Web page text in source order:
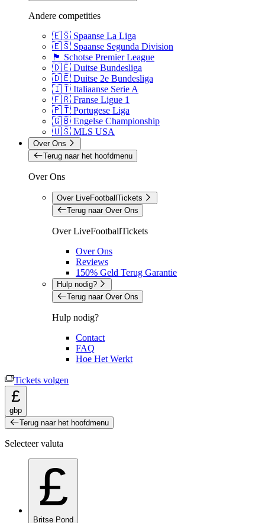
Andere competities
🇪🇸 Spaanse La Liga
🇪🇸 Spaanse Segunda Division
🏴󠁧󠁢󠁳󠁣󠁴󠁿 Schotse Premier League
🇩🇪 Duitse Bundesliga
🇩🇪 Duitse 2e Bundesliga
🇮🇹 Italiaanse Serie A
🇫🇷 Franse Ligue 1
🇵🇹 Portugese Liga
🇬🇧 Engelse Championship
🇺🇸 MLS USA
Over Ons
Terug naar het hoofdmenu
Over Ons
Over LiveFootballTickets
Terug naar Over Ons
Over LiveFootballTickets
Over Ons
Reviews
150% Geld Terug Garantie
Hulp nodig?
Terug naar Over Ons
Hulp nodig?
Contact
FAQ
Hoe Het Werkt
Tickets volgen
£
gbp
Terug naar het hoofdmenu
Selecteer valuta
£
Britse Pond